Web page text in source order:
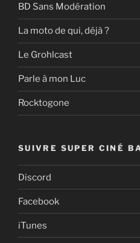
BD Sans Modération
La moto de qui, déjà ?
Le Grohlcast
Parle à mon Luc
Rocktogone
SUIVRE SUPER CINÉ
Discord
Facebook
iTunes